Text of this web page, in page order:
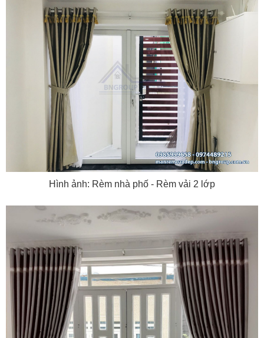
Hình ảnh: Rèm nhà phố - Rèm vải 2 lớp